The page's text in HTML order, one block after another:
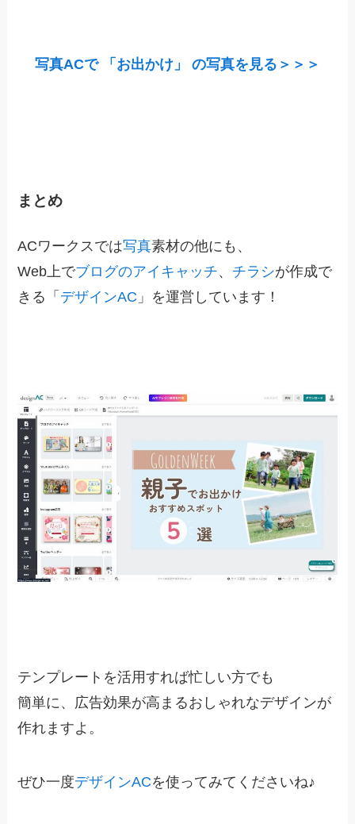
写真ACで 「お出かけ」 の写真を見る＞＞＞
まとめ
ACワークスでは写真素材の他にも、
Web上でブログのアイキャッチ、 チラシが作成で
きる「 デザインAC 」を運営しています！
テンプレートを活用すれば忙しい方でも
簡単に、広告効果が高まるおしゃれなデザインが
作れますよ。
ぜひ一度デザインACを使ってみてくださいね♪